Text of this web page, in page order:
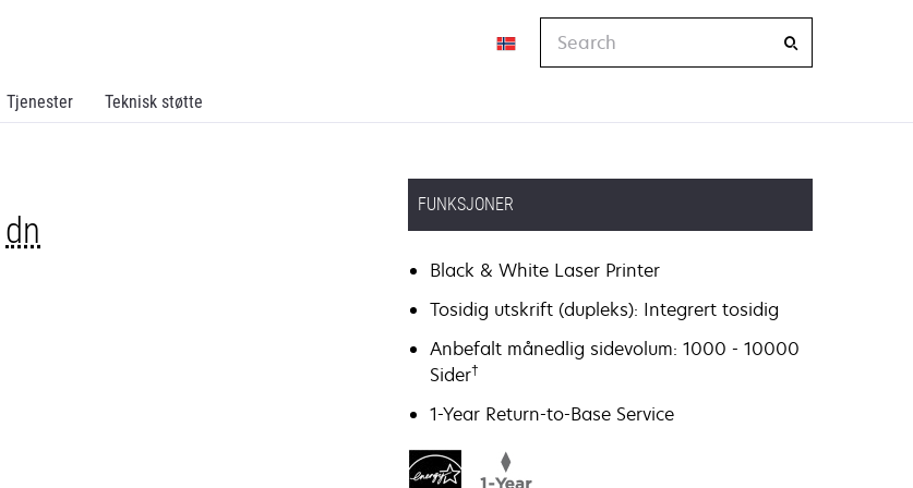
Tjenester Teknisk støtte
dn
FUNKSJONER
Black & White Laser Printer
Tosidig utskrift (dupleks): Integrert tosidig
Anbefalt månedlig sidevolum: 1000 - 10000
Sider†
1-Year Return-to-Base Service